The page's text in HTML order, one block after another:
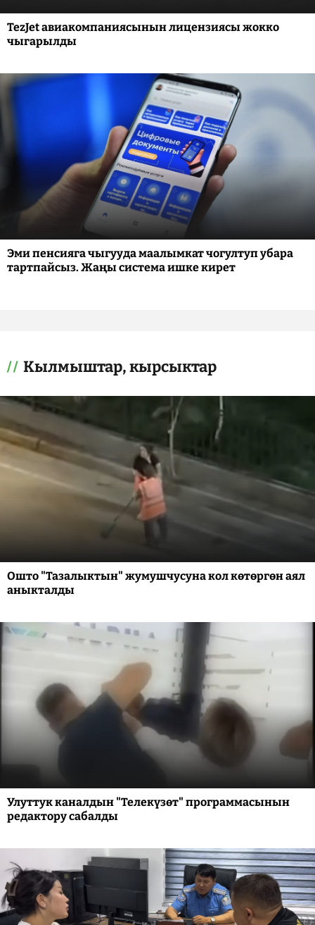
TezJet авиакомпаниясынын лицензиясы жокко
чыгарылды
Эми пенсияга чыгууда маалымкат чогултуп убара
тартпайсыз. Жаңы система ишке кирет
Кылмыштар, кырсыктар
Ошто "Тазалыктын" жумушчусуна кол көтөргөн аял
аныкталды
Улуттук каналдын "Телекүзөт" программасынын
редактору сабалды